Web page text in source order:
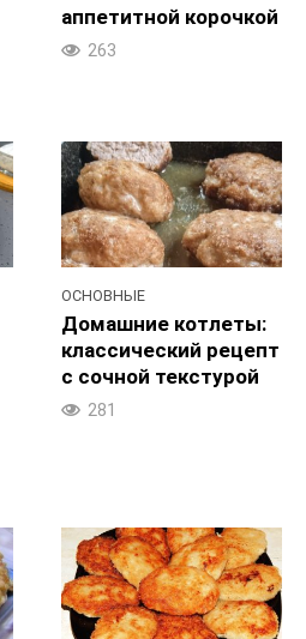
аппетитной корочкой
263
ОСНОВНЫЕ
Домашние котлеты:
классический рецепт
с сочной текстурой
281